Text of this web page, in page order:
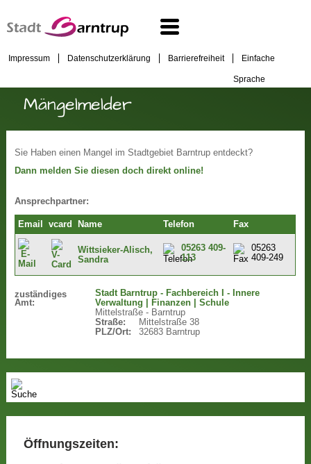
Impressum Datenschutzerklärung Barrierefreiheit Einfache
Sprache
Mängelmelder
Sie Haben einen Mangel im Stadtgebiet Barntrup entdeckt?
Dann melden Sie diesen doch direkt online!
Ansprechpartner:
Email vcard Name Telefon Fax
Wittsieker-Alisch,
Sandra
05263 409-
113
05263
409-249
zuständiges
Amt:
Stadt Barntrup - Fachbereich I - Innere
Verwaltung | Finanzen | Schule
Mittelstraße - Barntrup
Straße:
Mittelstraße 38
PLZ/Ort:
32683 Barntrup
Öffnungszeiten: